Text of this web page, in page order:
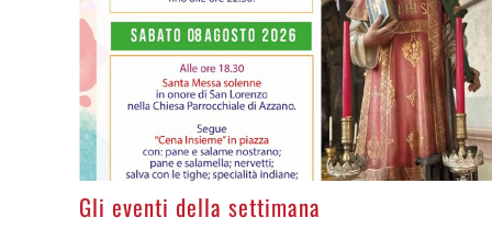
>
Gli eventi della settimana